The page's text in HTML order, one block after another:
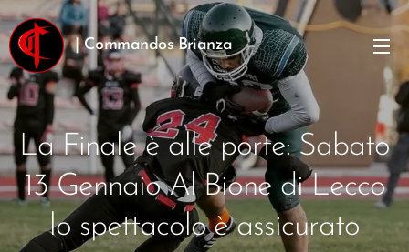
| Commandos Brianza
La Finale è alle porte: Sabato
13 Gennaio Al Bione di Lecco
lo spettacolo è assicurato